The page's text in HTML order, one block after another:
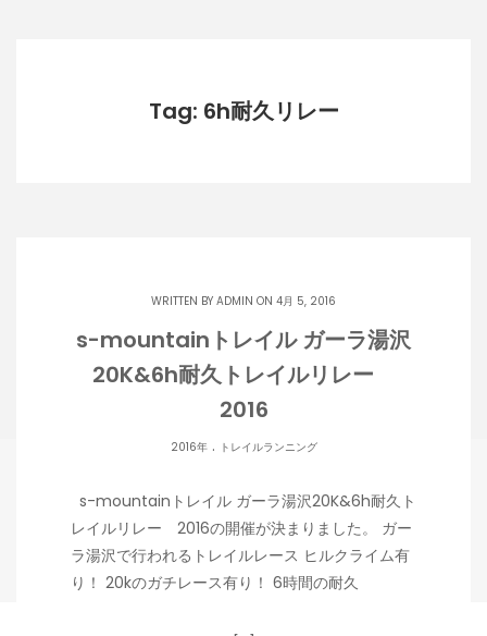
Tag: 6h耐久リレー
WRITTEN BY ADMIN ON 4月 5, 2016
s-mountainトレイル ガーラ湯沢
20K&6h耐久トレイルリレー
2016
2016年. トレイルランニング
s-mountainトレイル ガーラ湯沢20K&6h耐久ト
レイルリレー 2016の開催が決まりました。 ガー
ラ湯沢で行われるトレイルレース ヒルクライム有
り！ 20kのガチレース有り！ 6時間の耐久